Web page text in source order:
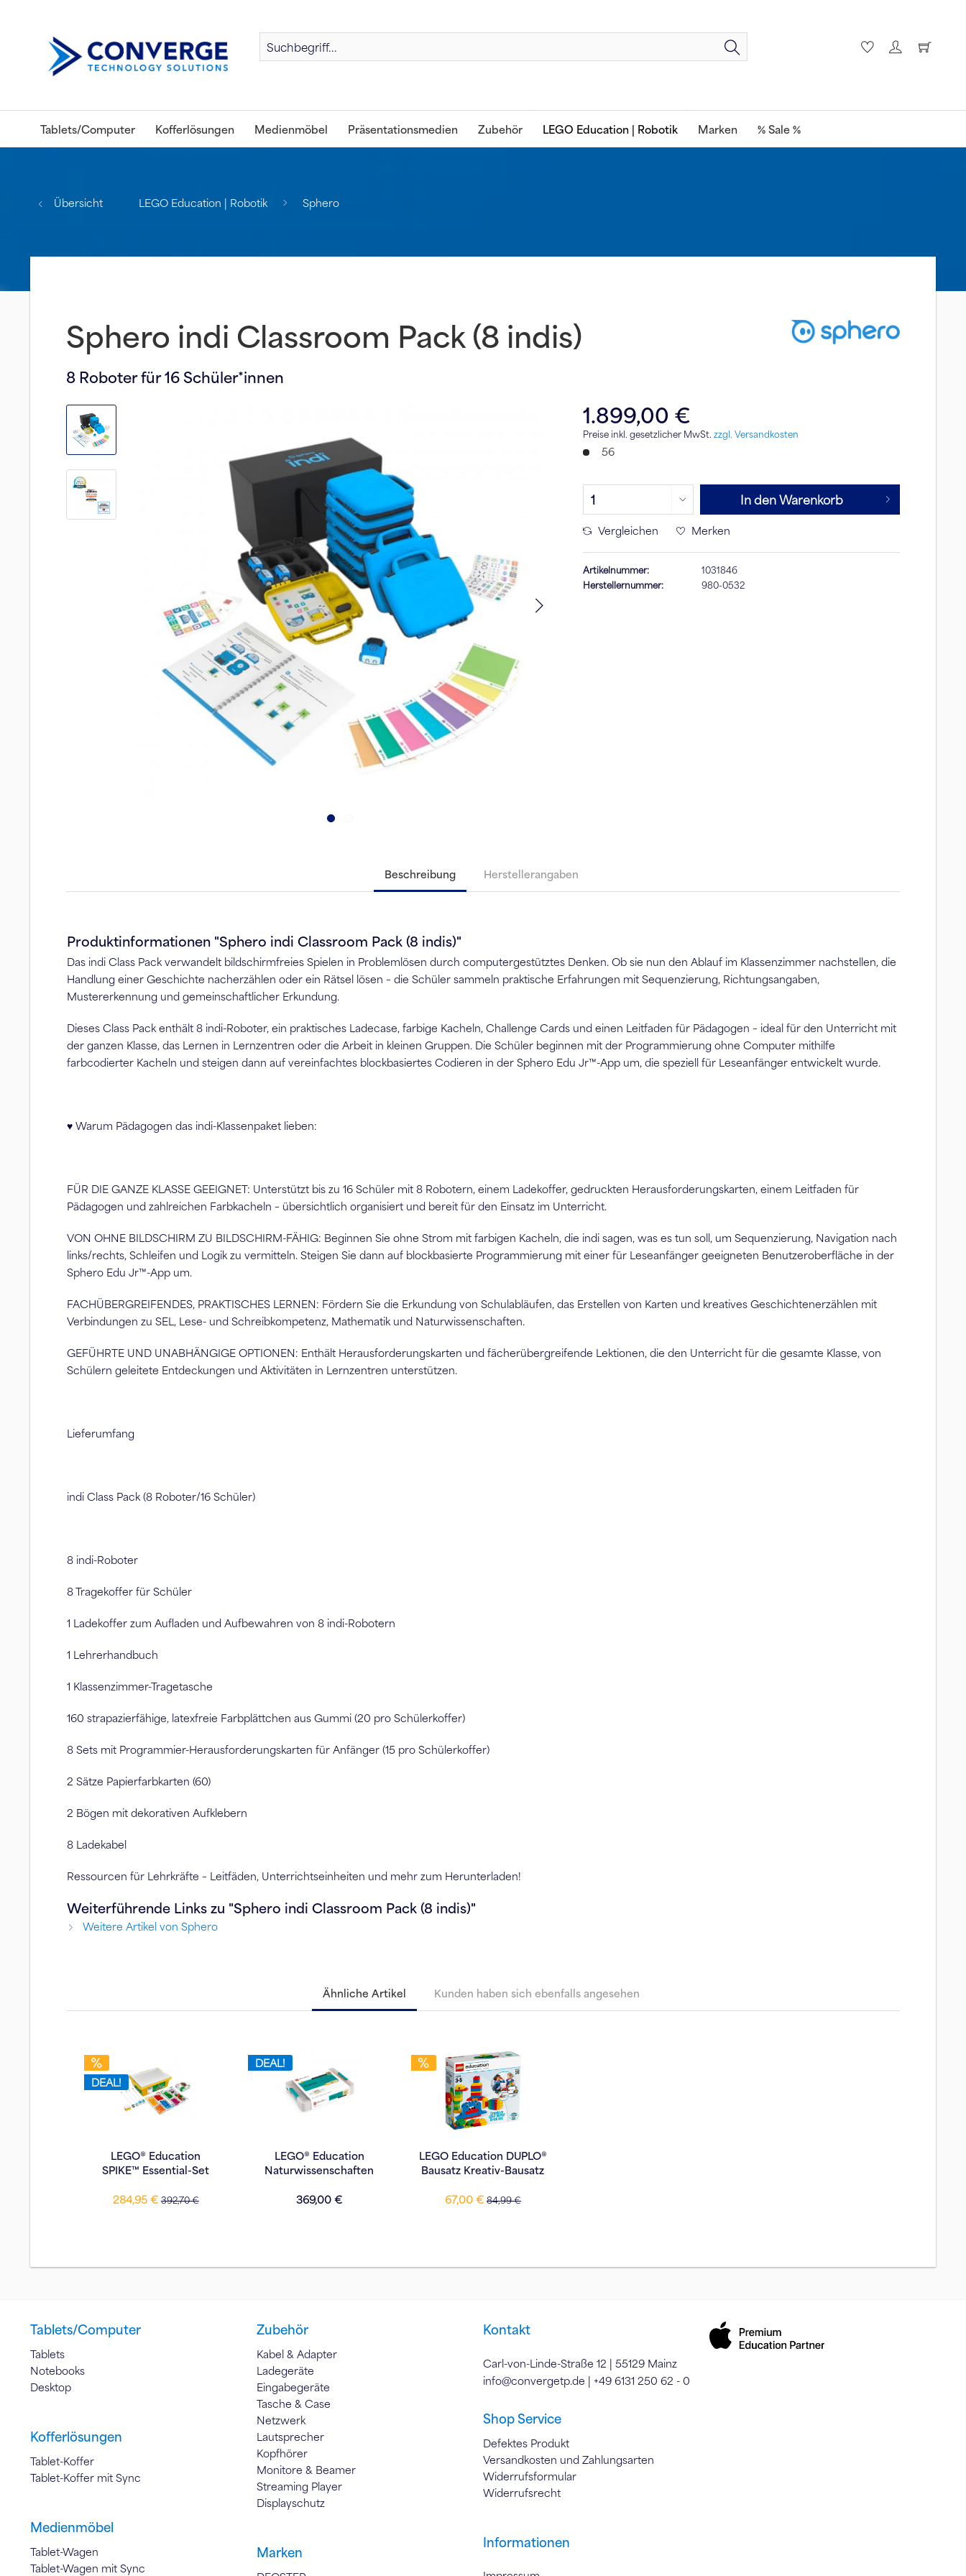
Tablets/Computer Kofferlösungen Medienmöbel Präsentationsmedien Zubehör LEGO Education | Robotik Marken % Sale %
Übersicht LEGO Education | Robotik Sphero
Sphero indi Classroom Pack (8 indis)
8 Roboter für 16 Schüler*innen
1.899,00 €
Preise inkl. gesetzlicher MwSt.zzgl. Versandkosten
56
In den Warenkorb
Vergleichen Merken
Artikelnummer:
1031846
Herstellernummer:
980-0532
Beschreibung Herstellerangaben
Produktinformationen "Sphero indi Classroom Pack (8 indis)"
Das indi Class Pack verwandelt bildschirmfreies Spielen in Problemlösen durch computergestütztes Denken. Ob sie nun den Ablauf im Klassenzimmer nachstellen, die
Handlung einer Geschichte nacherzählen oder ein Rätsel lösen – die Schüler sammeln praktische Erfahrungen mit Sequenzierung, Richtungsangaben,
Mustererkennung und gemeinschaftlicher Erkundung.
Dieses Class Pack enthält 8 indi-Roboter, ein praktisches Ladecase, farbige Kacheln, Challenge Cards und einen Leitfaden für Pädagogen – ideal für den Unterricht mit
der ganzen Klasse, das Lernen in Lernzentren oder die Arbeit in kleinen Gruppen. Die Schüler beginnen mit der Programmierung ohne Computer mithilfe
farbcodierter Kacheln und steigen dann auf vereinfachtes blockbasiertes Codieren in der Sphero Edu Jr™-App um, die speziell für Leseanfänger entwickelt wurde.
♥ Warum Pädagogen das indi-Klassenpaket lieben:
FÜR DIE GANZE KLASSE GEEIGNET: Unterstützt bis zu 16 Schüler mit 8 Robotern, einem Ladekoffer, gedruckten Herausforderungskarten, einem Leitfaden für
Pädagogen und zahlreichen Farbkacheln – übersichtlich organisiert und bereit für den Einsatz im Unterricht.
VON OHNE BILDSCHIRM ZU BILDSCHIRM-FÄHIG: Beginnen Sie ohne Strom mit farbigen Kacheln, die indi sagen, was es tun soll, um Sequenzierung, Navigation nach
links/rechts, Schleifen und Logik zu vermitteln. Steigen Sie dann auf blockbasierte Programmierung mit einer für Leseanfänger geeigneten Benutzeroberfläche in der
Sphero Edu Jr™-App um.
FACHÜBERGREIFENDES, PRAKTISCHES LERNEN: Fördern Sie die Erkundung von Schulabläufen, das Erstellen von Karten und kreatives Geschichtenerzählen mit
Verbindungen zu SEL, Lese- und Schreibkompetenz, Mathematik und Naturwissenschaften.
GEFÜHRTE UND UNABHÄNGIGE OPTIONEN: Enthält Herausforderungskarten und fächerübergreifende Lektionen, die den Unterricht für die gesamte Klasse, von
Schülern geleitete Entdeckungen und Aktivitäten in Lernzentren unterstützen.
Lieferumfang
indi Class Pack (8 Roboter/16 Schüler)
8 indi-Roboter
8 Tragekoffer für Schüler
1 Ladekoffer zum Aufladen und Aufbewahren von 8 indi-Robotern
1 Lehrerhandbuch
1 Klassenzimmer-Tragetasche
160 strapazierfähige, latexfreie Farbplättchen aus Gummi (20 pro Schülerkoffer)
8 Sets mit Programmier-Herausforderungskarten für Anfänger (15 pro Schülerkoffer)
2 Sätze Papierfarbkarten (60)
2 Bögen mit dekorativen Aufklebern
8 Ladekabel
Ressourcen für Lehrkräfte – Leitfäden, Unterrichtseinheiten und mehr zum Herunterladen!
Weiterführende Links zu "Sphero indi Classroom Pack (8 indis)"
Weitere Artikel von Sphero
Ähnliche Artikel Kunden haben sich ebenfalls angesehen
DEAL!
LEGO® Education
SPIKE™ Essential-Set
284,95 € 392,70 €
DEAL!
LEGO® Education
Naturwissenschaften
369,00 €
LEGO Education DUPLO®
Bausatz Kreativ-Bausatz
67,00 € 84,99 €
Tablets/Computer
Tablets
Notebooks
Desktop
Kofferlösungen
Tablet-Koffer
Tablet-Koffer mit Sync
Medienmöbel
Tablet-Wagen
Tablet-Wagen mit Sync
Zubehör
Kabel & Adapter
Ladegeräte
Eingabegeräte
Tasche & Case
Netzwerk
Lautsprecher
Kopfhörer
Monitore & Beamer
Streaming Player
Displayschutz
Marken
Kontakt
Carl-von-Linde-Straße 12 | 55129 Mainz
info@convergetp.de | +49 6131 250 62 - 0
Shop Service
Defektes Produkt
Versandkosten und Zahlungsarten
Widerrufsformular
Widerrufsrecht
Informationen